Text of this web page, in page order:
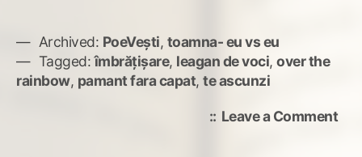
Archived: PoeVești, toamna- eu vs eu
Tagged: îmbrățișare, leagan de voci, over the
rainbow, pamant fara capat, te ascunzi
Leave a Commenton